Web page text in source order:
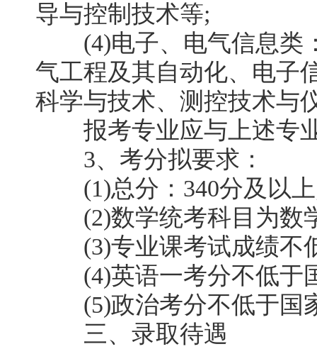
导与控制技术等;
(4)电子、电气信息类
气工程及其自动化、电子
科学与技术、测控技术与
报考专业应与上述专
3、考分拟要求：
(1)总分：340分及以
(2)数学统考科目为数
(3)专业课考试成绩不
(4)英语一考分不低于
(5)政治考分不低于国
三、录取待遇